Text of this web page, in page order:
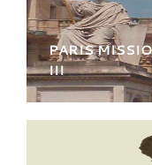
PARIS
III
Sur les pas des
ville des
confidentielles!